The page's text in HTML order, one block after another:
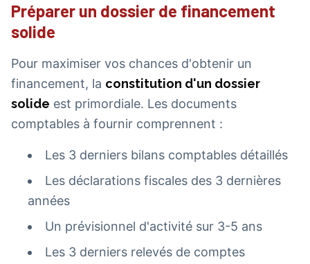
Préparer un dossier de financement
solide
Pour maximiser vos chances d'obtenir un
financement, la constitution d'un dossier
solide est primordiale. Les documents
comptables à fournir comprennent :
Les 3 derniers bilans comptables détaillés
Les déclarations fiscales des 3 dernières
années
Un prévisionnel d'activité sur 3-5 ans
Les 3 derniers relevés de comptes